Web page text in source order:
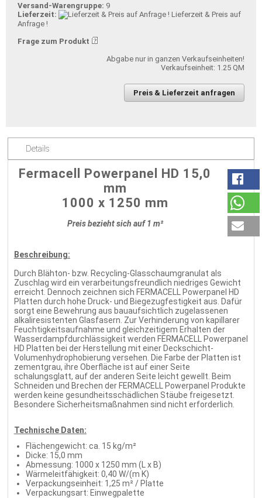
Versand-Warengruppe: 9
Lieferzeit:
Lieferzeit & Preis auf
Anfrage !
Frage zum Produkt
Abgabe nur in ganzen Verkaufseinheiten!
Verkaufseinheit: 1.25 QM
Preis & Lieferzeit anfragen
Details
Fermacell Powerpanel HD 15,0
mm
1000 x 1250 mm
Preis bezieht sich auf 1 m²
Beschreibung:
Durch Blähton- bzw. Recycling-Glasschaumgranulat als
Zuschlag wird ein verarbeitungsfreundlich niedriges Gewicht
erreicht. Dennoch zeichnen sich FERMACELL Powerpanel HD
Platten durch hohe Druck- und Biegezugfestigkeit aus. Dafür
sorgt eine Bewehrung aus bauaufsichtlich zugelassenen
alkaliresistenten Glasfasern. Zur Verhinderung von kapillarer
Feuchtigkeitsaufnahme und gleichzeitigem Erhalten der
Wasserdampfdurchlässigkeit werden FERMACELL Powerpanel
HD Platten bei der Herstellung mit einer Deckschicht-
Volumenhydrophobierung versehen. Die Farbe der Platten ist
zementgrau, ihre Oberfläche ist auf einer Seite
schalungsglatt, auf der anderen Seite leicht gewellt. Beim
Schneiden und Brechen der FERMACELL Powerpanel Produkte
werden keine gesundheitsschädlichen Stäube freigesetzt.
Besondere Sicherheitsmaßnahmen sind nicht erforderlich.
Technische Daten:
Flächengewicht: ca. 15 kg/m²
Dicke: 15,0 mm
Abmessung: 1000 x 1250 mm (L x B)
Wärmeleitfähigkeit: 0,40 W/(m K)
Verpackungseinheit: 1,25 m² / Platte
Verpackungsart: Einwegpalette